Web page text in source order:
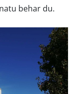
behar du.